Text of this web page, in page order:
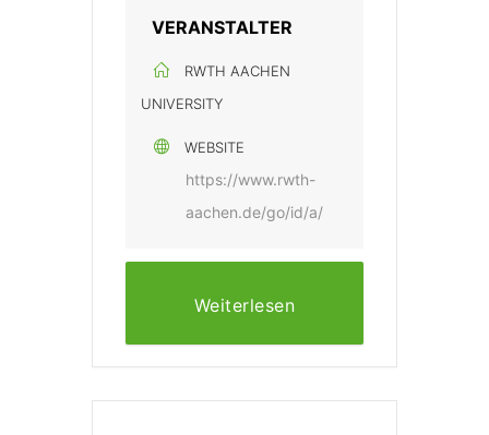
VERANSTALTER
RWTH AACHEN
UNIVERSITY
WEBSITE
https://www.rwth-
aachen.de/go/id/a/
Weiterlesen